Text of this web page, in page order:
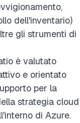
dell'inventario)
gli strumenti di
è valutato
e orientato
per la
strategia cloud
di Azure.